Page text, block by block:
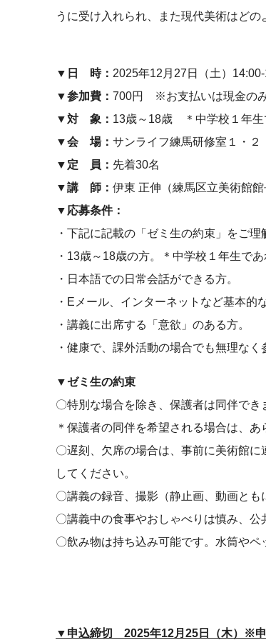
うに受け入れられ、また現代美術はどの
▼日 時： 2025年12月27日（土）
▼参加費： 700円 ※お支払いは現金の
▼対 象： 13歳～18歳 ＊中学校１年生
▼会 場： サンライフ練馬研修室１・２
▼定 員： 先着30名
▼講 師： 伊東 正伸（練馬区立美術館館
▼応募条件：
・下記に記載の「ゼミ生の約束」をご理
・13歳～18歳の方。＊中学校１年生で
・日本語での日常会話ができる方。
・Eメール、インターネットなど基本的
・講義に出席する「意欲」のある方。
・健康で、課外活動の場合でも無理なく
▼ゼミ生の約束
〇特別な場合を除き、保護者は同伴でき
＊保護者の同伴を希望される場合は、あ
〇遅刻、欠席の場合は、事前に美術館
してください。
〇講義の録音、撮影（静止画、動画とも
〇講義中の食事やおしゃべりは慎み、公
〇飲み物は持ち込み可能です。水筒やペ
▼申込締切 2025年12月25日（木）※申